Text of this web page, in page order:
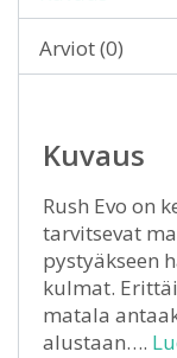
Arviot (0)
Kuvaus
Rush Evo on
tarvitsevat
pystyäkseen
kulmat.
matala
alustaan….